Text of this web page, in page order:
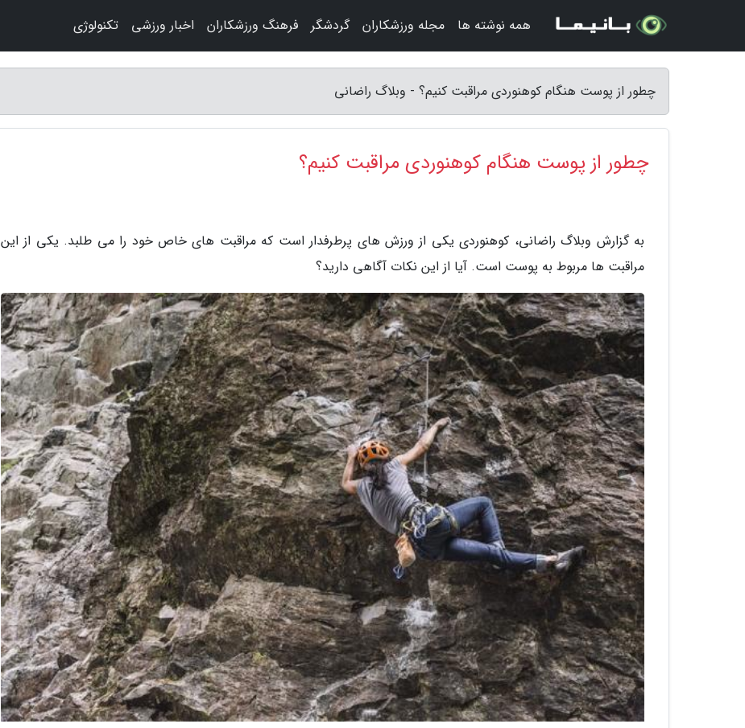
چطور از پوست هنگام کوهنوردی مراقبت کنیم؟ - وبلاگ راضانی
چطور از پوست هنگام کوهنوردی مراقبت کنیم؟
به گزارش وبلاگ راضانی، کوهنوردی یکی از ورزش های پرطرفدار است که مراقبت های خاص خود را می طلبد. یکی از این
مراقبت ها مربوط به پوست است. آیا از این نکات آگاهی دارید؟
همه نوشته ها مجله ورزشکاران گردشگر فرهنگ ورزشکاران اخبار ورزشی تکنولوژی